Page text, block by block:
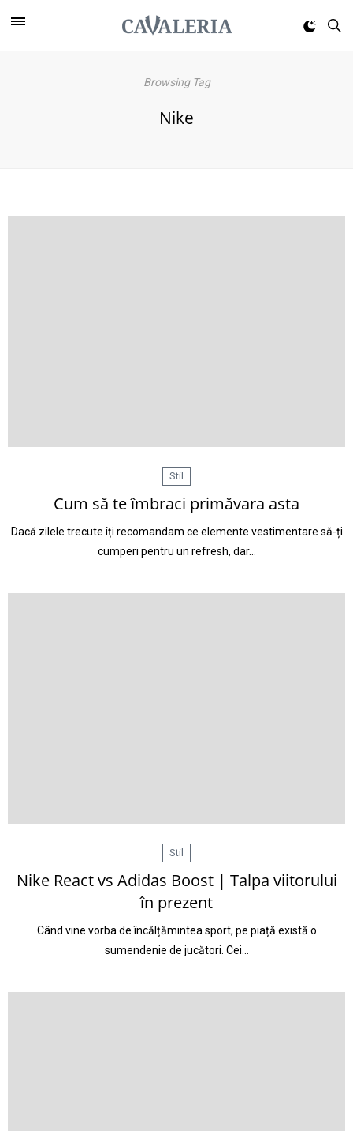
Browsing Tag
Nike
Stil
Cum să te îmbraci primăvara asta
Dacă zilele trecute îți recomandam ce elemente vestimentare să-ți
cumperi pentru un refresh, dar…
Stil
Nike React vs Adidas Boost | Talpa viitorului
în prezent
Când vine vorba de încălțămintea sport, pe piață există o
sumendenie de jucători. Cei…